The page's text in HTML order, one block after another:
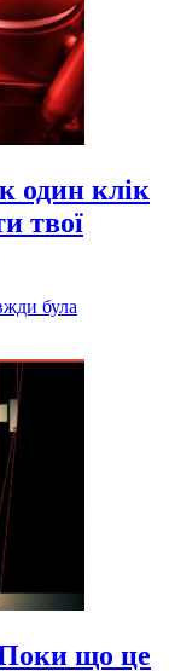
один клік
твої
була
Поки що це